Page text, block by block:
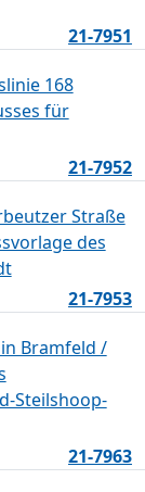
21-7951
168
für
21-7952
Straße
des
21-7953
Bramfeld /
Steilshoop-
21-7963